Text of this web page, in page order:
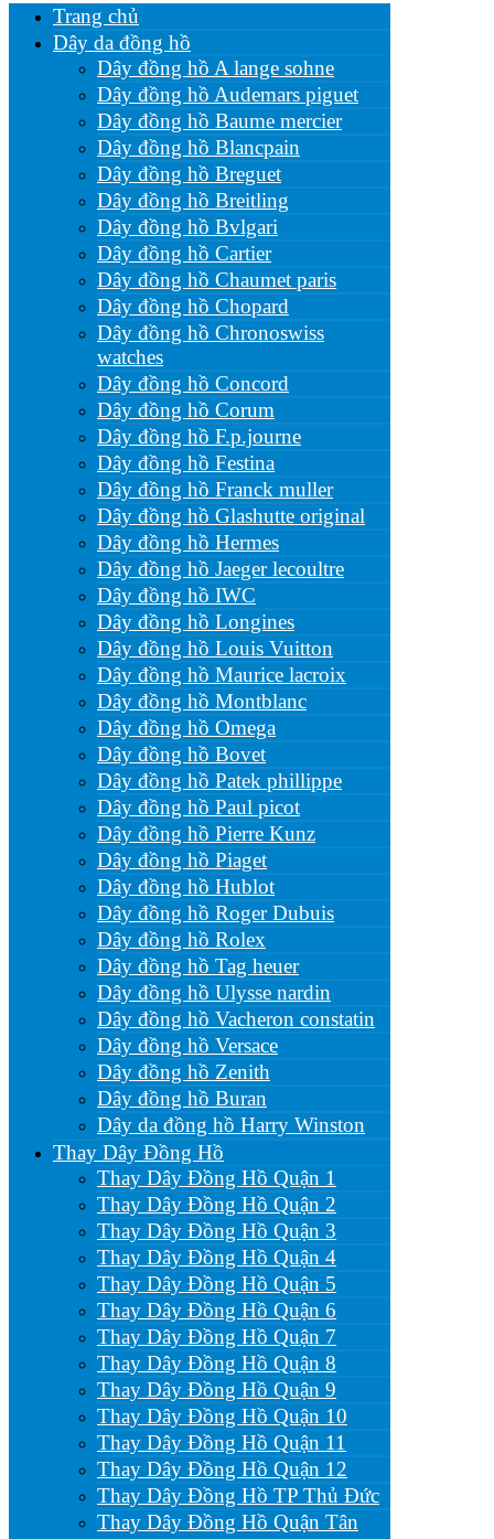
Trang chủ
Dây da đồng hồ
Dây đồng hồ A lange sohne
Dây đồng hồ Audemars piguet
Dây đồng hồ Baume mercier
Dây đồng hồ Blancpain
Dây đồng hồ Breguet
Dây đồng hồ Breitling
Dây đồng hồ Bvlgari
Dây đồng hồ Cartier
Dây đồng hồ Chaumet paris
Dây đồng hồ Chopard
Dây đồng hồ Chronoswiss
watches
Dây đồng hồ Concord
Dây đồng hồ Corum
Dây đồng hồ F.p.journe
Dây đồng hồ Festina
Dây đồng hồ Franck muller
Dây đồng hồ Glashutte original
Dây đồng hồ Hermes
Dây đồng hồ Jaeger lecoultre
Dây đồng hồ IWC
Dây đồng hồ Longines
Dây đồng hồ Louis Vuitton
Dây đồng hồ Maurice lacroix
Dây đồng hồ Montblanc
Dây đồng hồ Omega
Dây đồng hồ Bovet
Dây đồng hồ Patek phillippe
Dây đồng hồ Paul picot
Dây đồng hồ Pierre Kunz
Dây đồng hồ Piaget
Dây đồng hồ Hublot
Dây đồng hồ Roger Dubuis
Dây đồng hồ Rolex
Dây đồng hồ Tag heuer
Dây đồng hồ Ulysse nardin
Dây đồng hồ Vacheron constatin
Dây đồng hồ Versace
Dây đồng hồ Zenith
Dây đồng hồ Buran
Dây da đồng hồ Harry Winston
Thay Dây Đồng Hồ
Thay Dây Đồng Hồ Quận 1
Thay Dây Đồng Hồ Quận 2
Thay Dây Đồng Hồ Quận 3
Thay Dây Đồng Hồ Quận 4
Thay Dây Đồng Hồ Quận 5
Thay Dây Đồng Hồ Quận 6
Thay Dây Đồng Hồ Quận 7
Thay Dây Đồng Hồ Quận 8
Thay Dây Đồng Hồ Quận 9
Thay Dây Đồng Hồ Quận 10
Thay Dây Đồng Hồ Quận 11
Thay Dây Đồng Hồ Quận 12
Thay Dây Đồng Hồ TP Thủ Đức
Thay Dây Đồng Hồ Quận Tân